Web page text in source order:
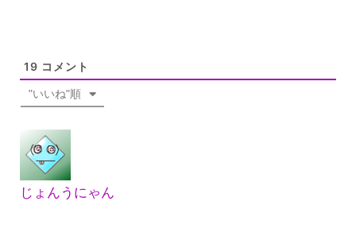
19 コメント
"いいね"順
じょんうにゃん